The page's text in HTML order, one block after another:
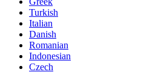
Turkish
Italian
Danish
Romanian
Indonesian
Czech